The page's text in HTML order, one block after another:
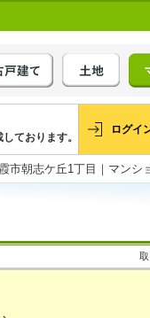
ております。
ログイ
市朝志ケ丘1丁目｜マンシ